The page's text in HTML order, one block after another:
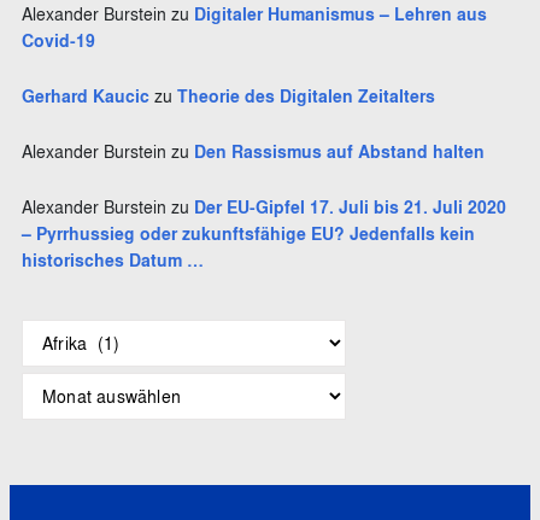
Alexander Burstein zu Digitaler Humanismus – Lehren aus
Covid-19
Gerhard Kaucic zu Theorie des Digitalen Zeitalters
Alexander Burstein zu Den Rassismus auf Abstand halten
Alexander Burstein zu Der EU-Gipfel 17. Juli bis 21. Juli 2020
– Pyrrhussieg oder zukunftsfähige EU? Jedenfalls kein
historisches Datum …
h
w
i